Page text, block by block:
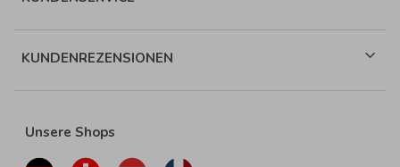
KUNDENREZENSIONEN
Unsere Shops